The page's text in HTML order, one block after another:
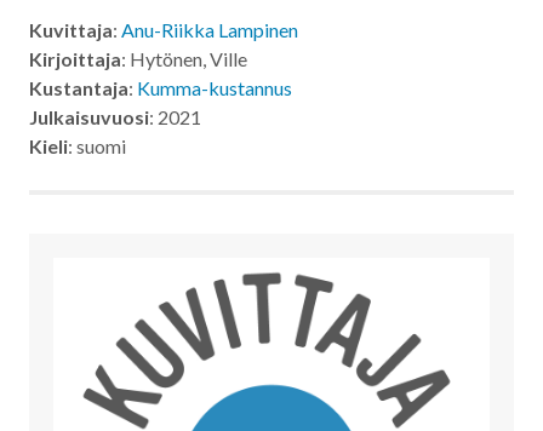
Kuvittaja: Anu-Riikka Lampinen
Kirjoittaja: Hytönen, Ville
Kustantaja: Kumma-kustannus
Julkaisuvuosi: 2021
Kieli: suomi